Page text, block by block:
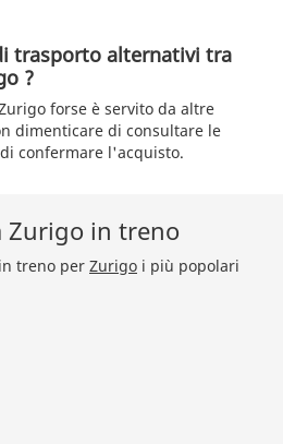
trasporto alternativi tra
?
forse è servito da altre
dimenticare di consultare le
confermare l'acquisto.
in treno
treno per Zurigo i più popolari